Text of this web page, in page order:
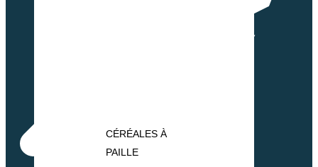
CÉRÉALES À
PAILLE